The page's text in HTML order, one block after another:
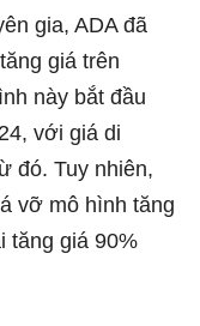
gia, ADA đã
giá trên
này bắt đầu
với giá di
đó. Tuy nhiên,
vỡ mô hình tăng
tăng giá 90%